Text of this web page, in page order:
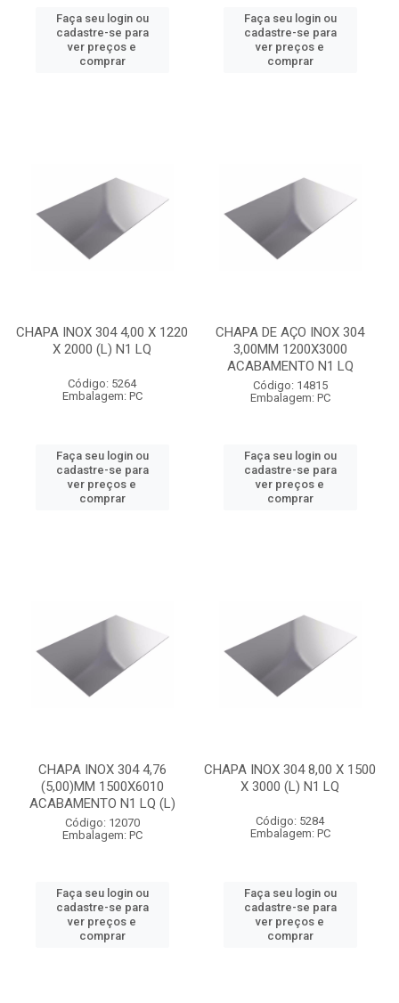
Faça seu login ou
cadastre-se para
ver preços e
comprar
Faça seu login ou
cadastre-se para
ver preços e
comprar
CHAPA INOX 304 4,00 X 1220
X 2000 (L) N1 LQ
Código: 5264
Embalagem: PC
Faça seu login ou
cadastre-se para
ver preços e
comprar
CHAPA DE AÇO INOX 304
3,00MM 1200X3000
ACABAMENTO N1 LQ
Código: 14815
Embalagem: PC
Faça seu login ou
cadastre-se para
ver preços e
comprar
CHAPA INOX 304 4,76
(5,00)MM 1500X6010
ACABAMENTO N1 LQ (L)
Código: 12070
Embalagem: PC
Faça seu login ou
cadastre-se para
ver preços e
comprar
CHAPA INOX 304 8,00 X 1500
X 3000 (L) N1 LQ
Código: 5284
Embalagem: PC
Faça seu login ou
cadastre-se para
ver preços e
comprar